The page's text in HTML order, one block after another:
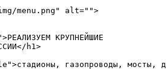
menu.png" alt="">
КРУПНЕЙШИЕ
h1>
газопроводы, мосты,